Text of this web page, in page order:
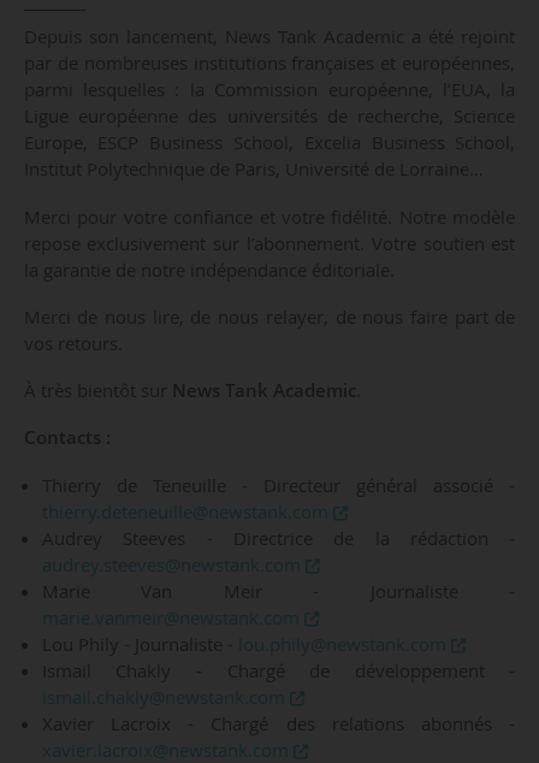
Depuis son lancement, News Tank Academic a été rejoint
par de nombreuses institutions françaises et européennes,
parmi lesquelles : la Commission européenne, l’EUA, la
Ligue européenne des universités de recherche, Science
Europe, ESCP Business School, Excelia Business School,
Institut Polytechnique de Paris, Université de Lorraine…
Merci pour votre confiance et votre fidélité. Notre modèle
repose exclusivement sur l’abonnement. Votre soutien est
la garantie de notre indépendance éditoriale.
Merci de nous lire, de nous relayer, de nous faire part de
vos retours.
À très bientôt sur
News Tank Academic
Contacts :
Thierry de Teneuille - Directeur général associé -
thierry.deteneuille@newstank.com
Audrey Steeves - Directrice de la rédaction -
audrey.steeves@newstank.com
Marie Van Meir - Journaliste -
marie.vanmeir@newstank.com
Lou Phily - Journaliste -
lou.phily@newstank.com
Ismail Chakly - Chargé de développement -
ismail.chakly@newstank.com
Xavier Lacroix - Chargé des relations abonnés -
xavier.lacroix@newstank.com